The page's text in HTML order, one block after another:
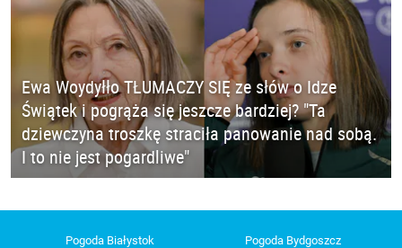
Ewa Woydyłło TŁUMACZY SIĘ ze słów o Idze
Świątek i pogrąża się jeszcze bardziej? "Ta
dziewczyna troszkę straciła panowanie nad sobą.
I to nie jest pogardliwe"
Pogoda Białystok Pogoda Bydgoszcz